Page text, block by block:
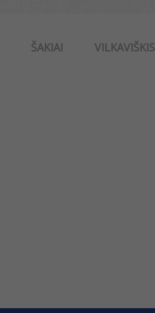
ŠAKIAI
VILKAVIŠKIS